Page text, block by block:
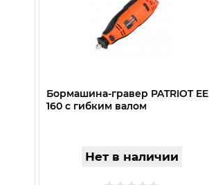
Бормашина-гравер PATRIOT EE
160 с гибким валом
Нет в наличии